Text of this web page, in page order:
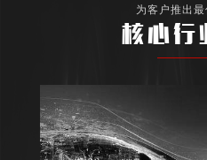
为客户推出
核心行